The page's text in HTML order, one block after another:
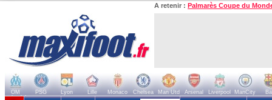
A retenir : Palmarès Coupe du
OM PSG Lyon Lille Monaco Chelsea Man Utd Arsenal Liverpool ManCity
+ de clubs